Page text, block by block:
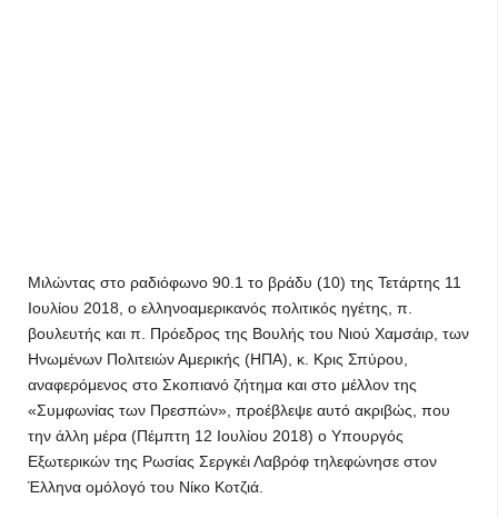
Μιλώντας στο ραδιόφωνο 90.1 το βράδυ (10) της Τετάρτης 11
Ιουλίου 2018, ο ελληνοαμερικανός πολιτικός ηγέτης, π.
βουλευτής και π. Πρόεδρος της Βουλής του Νιού Χαμσάιρ, των
Ηνωμένων Πολιτειών Αμερικής (ΗΠΑ), κ. Κρις Σπύρου,
αναφερόμενος στο Σκοπιανό ζήτημα και στο μέλλον της
«Συμφωνίας των Πρεσπών», προέβλεψε αυτό ακριβώς, που
την άλλη μέρα (Πέμπτη 12 Ιουλίου 2018) ο Υπουργός
Εξωτερικών της Ρωσίας Σεργκέι Λαβρόφ τηλεφώνησε στον
Έλληνα ομόλογό του Νίκο Κοτζιά.